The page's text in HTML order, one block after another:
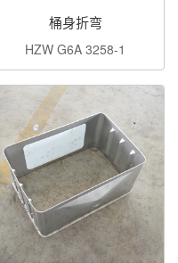
桶身折弯
HZW G6A 3258-1